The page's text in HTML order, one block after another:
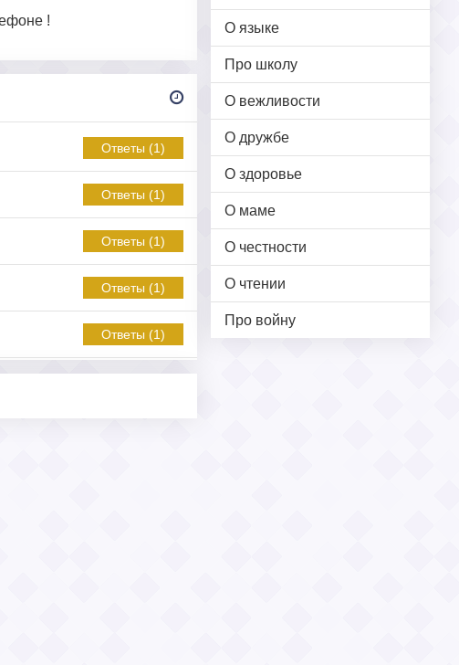
О языке
Про школу
О вежливости
О дружбе
О здоровье
О маме
О честности
О чтении
Про войну
!
Ответы (1)
Ответы (1)
Ответы (1)
Ответы (1)
Ответы (1)